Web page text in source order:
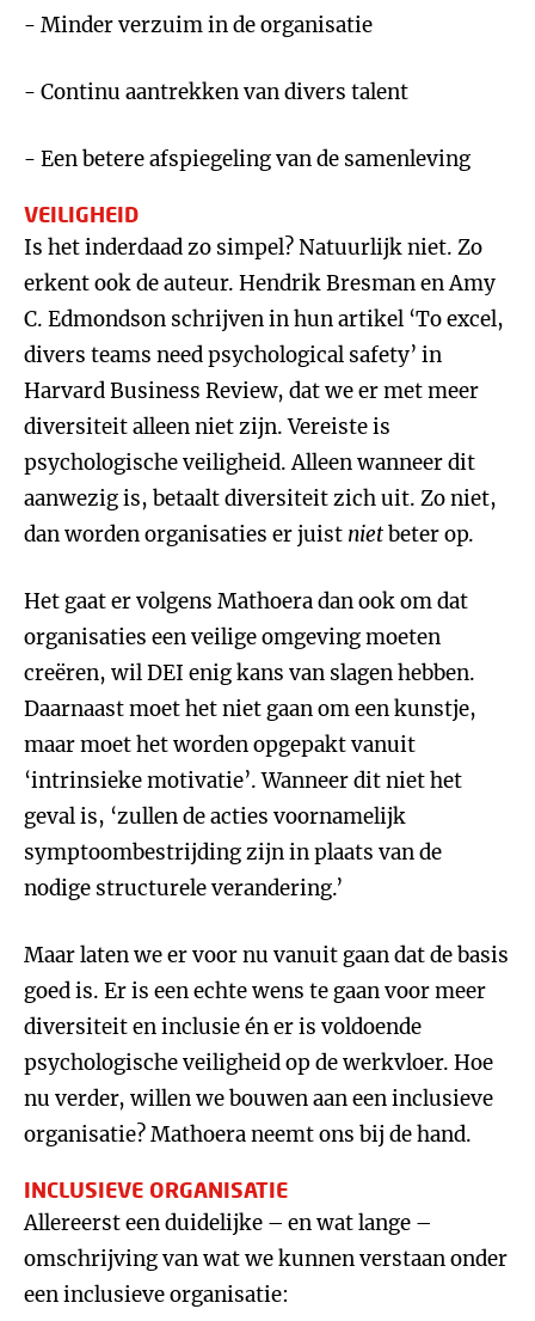
- Minder verzuim in de organisatie
- Continu aantrekken van divers talent
- Een betere afspiegeling van de samenleving
VEILIGHEID
Is het inderdaad zo simpel? Natuurlijk niet. Zo
erkent ook de auteur. Hendrik Bresman en Amy
C. Edmondson schrijven in hun artikel ‘To excel,
divers teams need psychological safety’ in
Harvard Business Review, dat we er met meer
diversiteit alleen niet zijn. Vereiste is
psychologische veiligheid. Alleen wanneer dit
aanwezig is, betaalt diversiteit zich uit. Zo niet,
dan worden organisaties er juist nietbeter op.
Het gaat er volgens Mathoera dan ook om dat
organisaties een veilige omgeving moeten
creëren, wil DEI enig kans van slagen hebben.
Daarnaast moet het niet gaan om een kunstje,
maar moet het worden opgepakt vanuit
‘intrinsieke motivatie’. Wanneer dit niet het
geval is, ‘zullen de acties voornamelijk
symptoombestrijding zijn in plaats van de
nodige structurele verandering.’
Maar laten we er voor nu vanuit gaan dat de basis
goed is. Er is een echte wens te gaan voor meer
diversiteit en inclusie én er is voldoende
psychologische veiligheid op de werkvloer. Hoe
nu verder, willen we bouwen aan een inclusieve
organisatie? Mathoera neemt ons bij de hand.
INCLUSIEVE ORGANISATIE
Allereerst een duidelijke – en wat lange –
omschrijving van wat we kunnen verstaan onder
een inclusieve organisatie: